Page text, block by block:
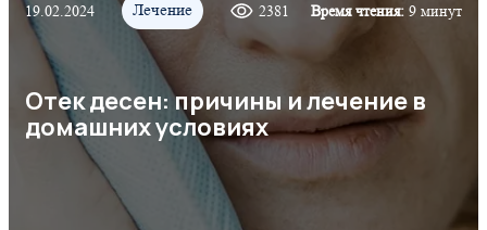
19.02.2024 Лечение 2381 Время чтения: 9 минут
Отек десен: причины и лечение в
домашних условиях